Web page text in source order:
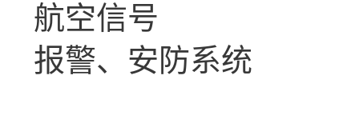
航空信号
报警、安防系统